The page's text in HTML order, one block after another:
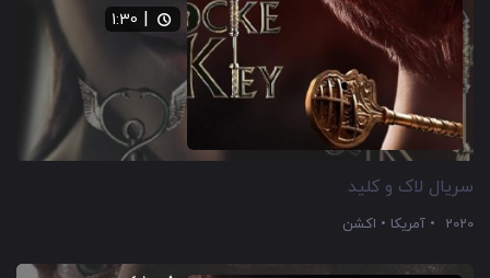
1:30
سریال لاک و کلید
2020 آمریکا اکشن